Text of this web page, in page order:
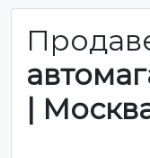
|